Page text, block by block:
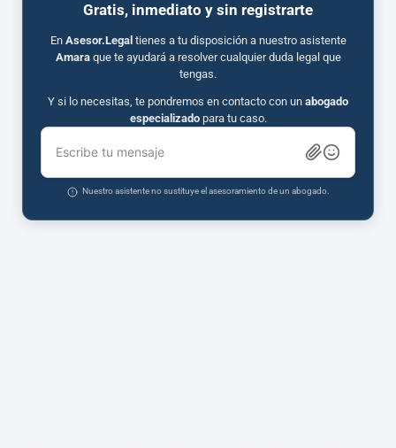
Gratis, inmediato y sin registrarte
En Asesor.Legal tienes a tu disposición a nuestro asistente
Amaraque te ayudará a resolver cualquier duda legal que
tengas.
Y si lo necesitas, te pondremos en contacto con un abogado
especializadopara tu caso.
Escribe tu mensaje
Nuestro asistente no sustituye el asesoramiento de un abogado.